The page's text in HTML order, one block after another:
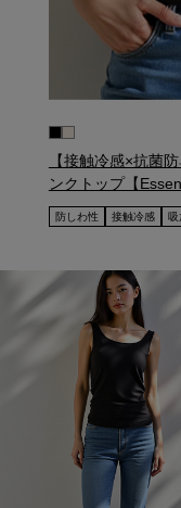
【接触冷感×抗菌
ンクトップ【
防しわ性 接触冷感 吸